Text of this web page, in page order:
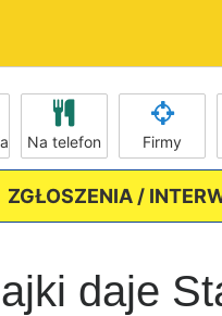
Na telefon Firmy
ZGŁOSZENIA /
daje